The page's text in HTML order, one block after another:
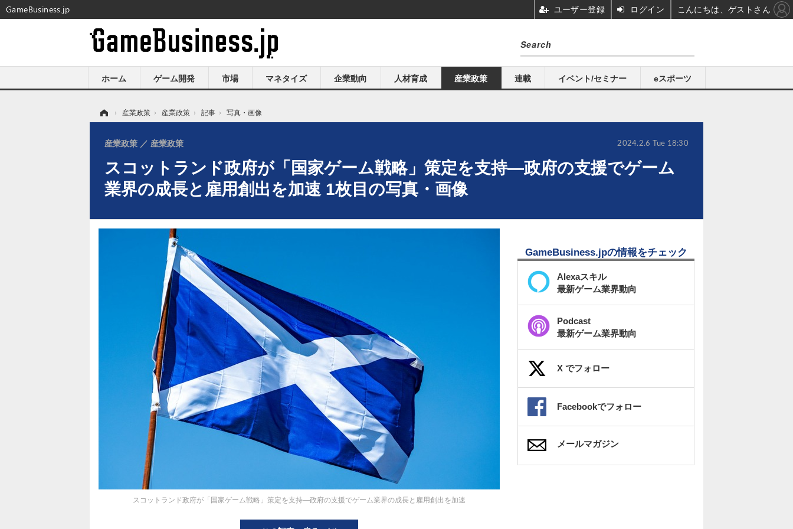
ホーム ゲーム開発 市場 マネタイズ 企業動向 人材育成 産業政策 連載 イベント/セミナー eスポーツ
› 産業政策 › 産業政策 › 記事 › 写真・画像
スコットランド政府が「国家ゲーム戦略」策定を支持―政府の支援でゲーム
業界の成長と雇用創出を加速 1枚目の写真・画像
産業政策 産業政策 2024.2.6 Tue 18:30
スコットランド政府が「国家ゲーム戦略」策定を支持―政府の支援でゲーム業界の成長と雇用創出を加速
GameBusiness.jpの情報をチェック
Alexaスキル
最新ゲーム業界動向
Podcast
最新ゲーム業界動向
X でフォロー
Facebookでフォロー
メールマガジン
GameBusiness.jp ユーザー登録 ログイン こんにちは、ゲストさん